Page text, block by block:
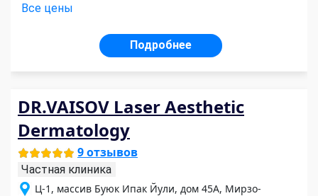
Все цены
Подробнее
DR.VAISOV Laser Aesthetic
Dermatology
9 отзывов
Частная клиника
Ц-1, массив Буюк Ипак Йули, дом 45А, Мирзо-